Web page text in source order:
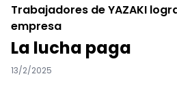
Trabajadores de YAZAKI
empresa
La lucha paga
13/2/2025